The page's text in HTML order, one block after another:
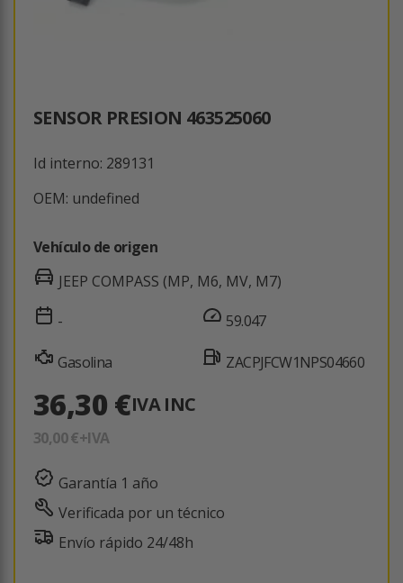
SENSOR PRESION 463525060
Id interno: 289131
OEM: undefined
Vehículo de origen
JEEP COMPASS (MP, M6, MV, M7)
-
Gasolina
59.047
ZACPJFCW1NPS04660
36,30 €IVA INC
30,00 €+IVA
Garantía 1 año
Verificada por un técnico
Envío rápido 24/48h